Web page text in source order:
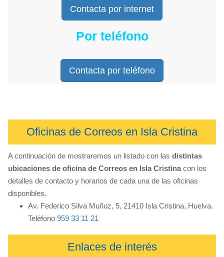
Contacta por internet
Por teléfono
Contacta por teléfono
Oficinas de Correos en Isla Cristina
A continuación de mostraremos un listado con las distintas
ubicaciones de oficina de Correos en Isla Cristina con los
detalles de contacto y horarios de cada una de las oficinas
disponibles.
Av. Federico Silva Muñoz, 5, 21410 Isla Cristina, Huelva.
Teléfono 959 33 11 21
Enlaces de interés